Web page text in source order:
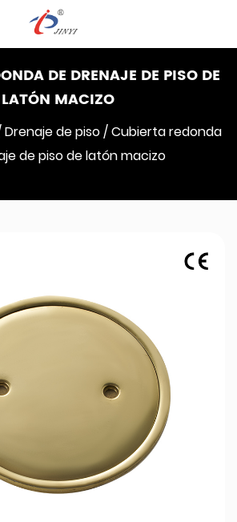
DE DRENAJE DE PISO DE
LATÓN MACIZO
Drenaje de piso/Cubierta redonda
de piso de latón macizo